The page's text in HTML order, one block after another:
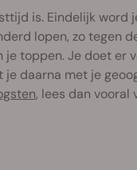
is. Eindelijk word
lopen, zo tegen
toppen. Je doet er
daarna met je
, lees dan vooral